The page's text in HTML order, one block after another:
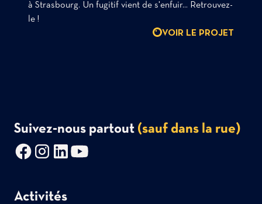
à Strasbourg. Un fugitif vient de s'enfuir... Retrouvez-
le !
VOIR LE PROJET
Suivez-nous partout (sauf dans la rue)
Activités